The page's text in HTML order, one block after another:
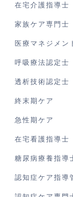
在宅介護指導士
家族ケア専門士
医療マネジメン
呼吸療法認定士
透析技術認定士
終末期ケア
急性期ケア
在宅看護指導士
糖尿病療養指導
認知症ケア指導